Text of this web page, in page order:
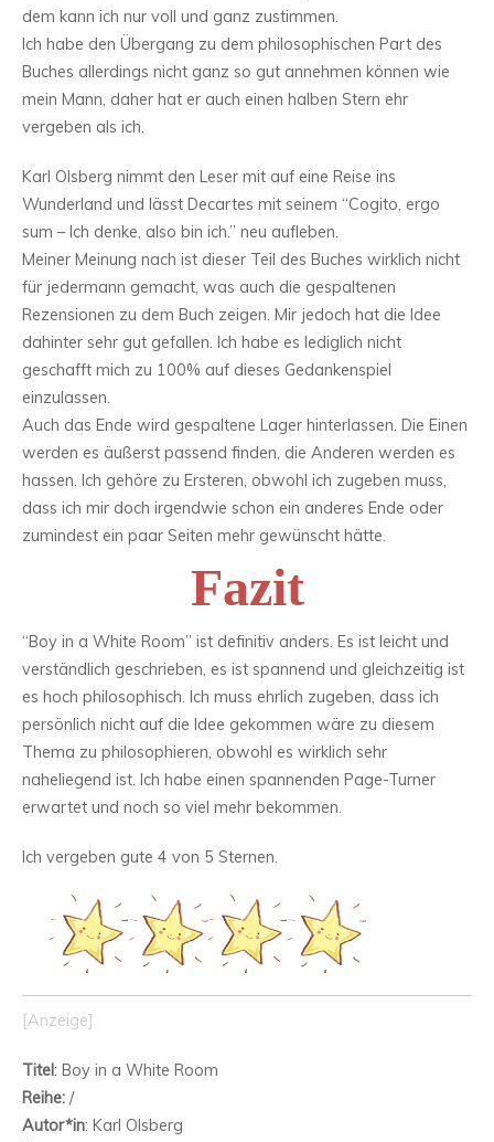
dem kann ich nur voll und ganz zustimmen.
Ich habe den Übergang zu dem philosophischen Part des
Buches allerdings nicht ganz so gut annehmen können wie
mein Mann, daher hat er auch einen halben Stern ehr
vergeben als ich.
Karl Olsberg nimmt den Leser mit auf eine Reise ins
Wunderland und lässt Decartes mit seinem “Cogito, ergo
sum – Ich denke, also bin ich.” neu aufleben.
Meiner Meinung nach ist dieser Teil des Buches wirklich nicht
für jedermann gemacht, was auch die gespaltenen
Rezensionen zu dem Buch zeigen. Mir jedoch hat die Idee
dahinter sehr gut gefallen. Ich habe es lediglich nicht
geschafft mich zu 100% auf dieses Gedankenspiel
einzulassen.
Auch das Ende wird gespaltene Lager hinterlassen. Die Einen
werden es äußerst passend finden, die Anderen werden es
hassen. Ich gehöre zu Ersteren, obwohl ich zugeben muss,
dass ich mir doch irgendwie schon ein anderes Ende oder
zumindest ein paar Seiten mehr gewünscht hätte.
Fazit
“Boy in a White Room” ist definitiv anders. Es ist leicht und
verständlich geschrieben, es ist spannend und gleichzeitig ist
es hoch philosophisch. Ich muss ehrlich zugeben, dass ich
persönlich nicht auf die Idee gekommen wäre zu diesem
Thema zu philosophieren, obwohl es wirklich sehr
naheliegend ist. Ich habe einen spannenden Page-Turner
erwartet und noch so viel mehr bekommen.
Ich vergeben gute 4 von 5 Sternen.
[Anzeige]
Titel: Boy in a White Room
Reihe: /
Autor*in: Karl Olsberg